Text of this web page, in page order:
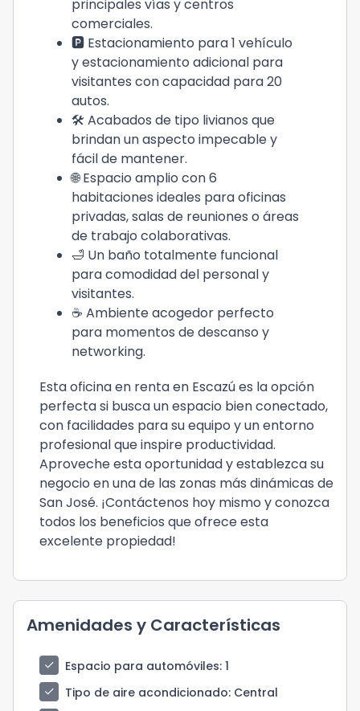
principales vías y centros
comerciales.
🅿️ Estacionamiento para 1 vehículo
y estacionamiento adicional para
visitantes con capacidad para 20
autos.
🛠️ Acabados de tipo livianos que
brindan un aspecto impecable y
fácil de mantener.
🌐 Espacio amplio con 6
habitaciones ideales para oficinas
privadas, salas de reuniones o áreas
de trabajo colaborativas.
🛁 Un baño totalmente funcional
para comodidad del personal y
visitantes.
☕ Ambiente acogedor perfecto
para momentos de descanso y
networking.
Esta oficina en renta en Escazú es la opción
perfecta si busca un espacio bien conectado,
con facilidades para su equipo y un entorno
profesional que inspire productividad.
Aproveche esta oportunidad y establezca su
negocio en una de las zonas más dinámicas de
San José. ¡Contáctenos hoy mismo y conozca
todos los beneficios que ofrece esta
excelente propiedad!
Amenidades y Características
check Espacio para automóviles: 1
check
Tipo de aire acondicionado: Central